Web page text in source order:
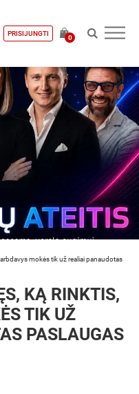
PRISIJUNGTI
0
mokės tik už realiai panaudotas
KĄ RINKTIS,
TIK UŽ
PASLAUGAS